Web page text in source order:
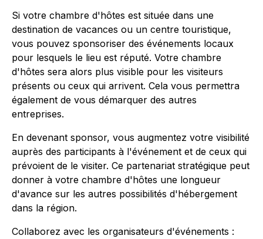
Si votre chambre d'hôtes est située dans une
destination de vacances ou un centre touristique,
vous pouvez sponsoriser des événements locaux
pour lesquels le lieu est réputé. Votre chambre
d'hôtes sera alors plus visible pour les visiteurs
présents ou ceux qui arrivent. Cela vous permettra
également de vous démarquer des autres
entreprises.
En devenant sponsor, vous augmentez votre visibilité
auprès des participants à l'événement et de ceux qui
prévoient de le visiter. Ce partenariat stratégique peut
donner à votre chambre d'hôtes une longueur
d'avance sur les autres possibilités d'hébergement
dans la région.
Collaborez avec les organisateurs d'événements :